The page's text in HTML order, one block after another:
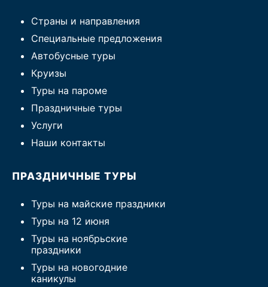
Страны и направления
Специальные предложения
Автобусные туры
Круизы
Туры на пароме
Праздничные туры
Услуги
Наши контакты
ПРАЗДНИЧНЫЕ ТУРЫ
Туры на майские праздники
Туры на 12 июня
Туры на ноябрьские
праздники
Туры на новогодние
каникулы